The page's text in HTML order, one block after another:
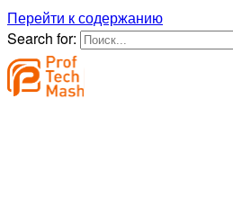
Перейти к содержанию
Search for: